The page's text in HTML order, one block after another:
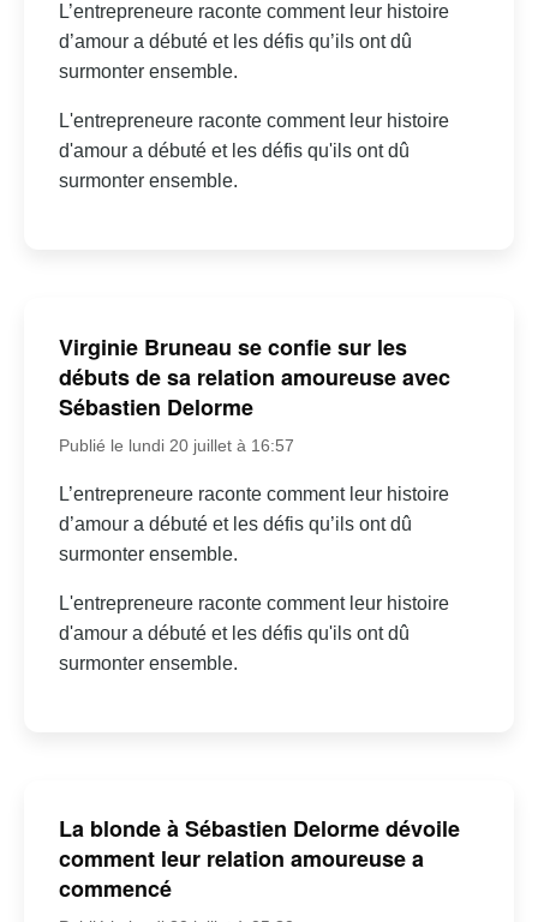
L’entrepreneure raconte comment leur histoire
d’amour a débuté et les défis qu’ils ont dû
surmonter ensemble.
L'entrepreneure raconte comment leur histoire
d'amour a débuté et les défis qu'ils ont dû
surmonter ensemble.
Virginie Bruneau se confie sur les
débuts de sa relation amoureuse avec
Sébastien Delorme
Publié le lundi 20 juillet à 16:57
L’entrepreneure raconte comment leur histoire
d’amour a débuté et les défis qu’ils ont dû
surmonter ensemble.
L'entrepreneure raconte comment leur histoire
d'amour a débuté et les défis qu'ils ont dû
surmonter ensemble.
La blonde à Sébastien Delorme dévoile
comment leur relation amoureuse a
commencé